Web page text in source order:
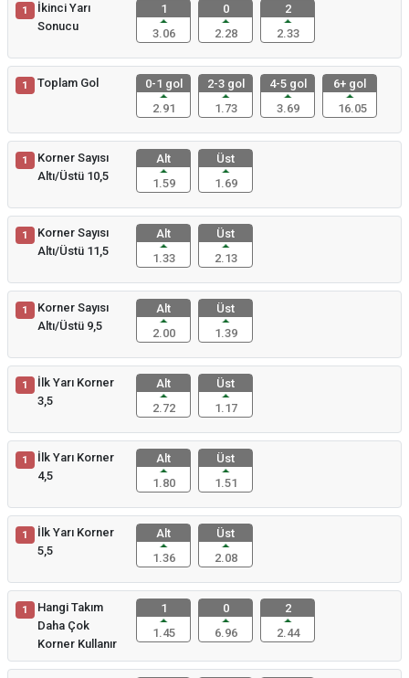
1
İkinci Yarı
Sonucu
1
3.06
0
2.28
2
2.33
1 Toplam Gol
0-1 gol
2.91
2-3 gol
1.73
4-5 gol
3.69
6+ gol
16.05
1
Korner Sayısı
Altı/Üstü 10,5
Alt
1.59
Üst
1.69
1
Korner Sayısı
Altı/Üstü 11,5
Alt
1.33
Üst
2.13
1
Korner Sayısı
Altı/Üstü 9,5
Alt
2.00
Üst
1.39
1
İlk Yarı Korner
3,5
Alt
2.72
Üst
1.17
1
İlk Yarı Korner
4,5
Alt
1.80
Üst
1.51
1
İlk Yarı Korner
5,5
Alt
1.36
Üst
2.08
1
Hangi Takım
Daha Çok
Korner Kullanır
1
1.45
0
6.96
2
2.44